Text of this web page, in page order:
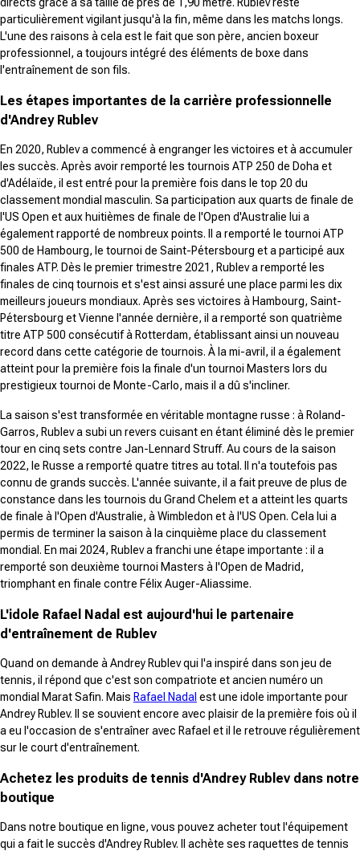
particulièrement vigilant jusqu'à la fin, même dans les matchs longs.
L'une des raisons à cela est le fait que son père, ancien boxeur
professionnel, a toujours intégré des éléments de boxe dans
l'entraînement de son fils.
Les étapes importantes de la carrière professionnelle
d'Andrey Rublev
En 2020, Rublev a commencé à engranger les victoires et à accumuler
les succès. Après avoir remporté les tournois ATP 250 de Doha et
d'Adélaïde, il est entré pour la première fois dans le top 20 du
classement mondial masculin. Sa participation aux quarts de finale de
l'US Open et aux huitièmes de finale de l'Open d'Australie lui a
également rapporté de nombreux points. Il a remporté le tournoi ATP
500 de Hambourg, le tournoi de Saint-Pétersbourg et a participé aux
finales ATP. Dès le premier trimestre 2021, Rublev a remporté les
finales de cinq tournois et s'est ainsi assuré une place parmi les dix
meilleurs joueurs mondiaux. Après ses victoires à Hambourg, Saint-
Pétersbourg et Vienne l'année dernière, il a remporté son quatrième
titre ATP 500 consécutif à Rotterdam, établissant ainsi un nouveau
record dans cette catégorie de tournois. À la mi-avril, il a également
atteint pour la première fois la finale d'un tournoi Masters lors du
prestigieux tournoi de Monte-Carlo, mais il a dû s'incliner.
La saison s'est transformée en véritable montagne russe : à Roland-
Garros, Rublev a subi un revers cuisant en étant éliminé dès le premier
tour en cinq sets contre Jan-Lennard Struff. Au cours de la saison
2022, le Russe a remporté quatre titres au total. Il n'a toutefois pas
connu de grands succès. L'année suivante, il a fait preuve de plus de
constance dans les tournois du Grand Chelem et a atteint les quarts
de finale à l'Open d'Australie, à Wimbledon et à l'US Open. Cela lui a
permis de terminer la saison à la cinquième place du classement
mondial. En mai 2024, Rublev a franchi une étape importante : il a
remporté son deuxième tournoi Masters à l'Open de Madrid,
triomphant en finale contre Félix Auger-Aliassime.
L'idole Rafael Nadal est aujourd'hui le partenaire
d'entraînement de Rublev
Quand on demande à Andrey Rublev qui l'a inspiré dans son jeu de
tennis, il répond que c'est son compatriote et ancien numéro un
mondial Marat Safin. Mais Rafael Nadal est une idole importante pour
Andrey Rublev. Il se souvient encore avec plaisir de la première fois où il
a eu l'occasion de s'entraîner avec Rafael et il le retrouve régulièrement
sur le court d'entraînement.
Achetez les produits de tennis d'Andrey Rublev dans notre
boutique
Dans notre boutique en ligne, vous pouvez acheter tout l'équipement
qui a fait le succès d'Andrey Rublev. Il achète ses raquettes de tennis